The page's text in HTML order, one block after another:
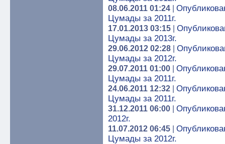
08.06.2011 01:24
Цумады за 2011г.
17.01.2013 03:15
Цумады за 2013г.
29.06.2012 02:28
Цумады за 2012г.
29.07.2011 01:00
Цумады за 2011г.
24.06.2011 12:32
Цумады за 2011г.
31.12.2011 06:00
2012г.
11.07.2012 06:45
Цумады за 2012г.